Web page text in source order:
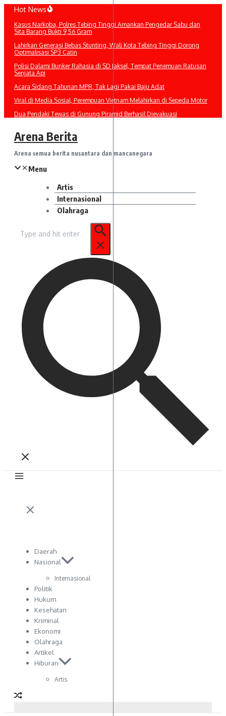
Lewati
konten
Hot News
Kasus Narkoba, Polres Tebing Tinggi Amankan Pengedar Sabu dan
Sita Barang Bukti 9,56 Gram
Lahirkan Generasi Bebas Stunting, Wali Kota Tebing Tinggi Dorong
Optimalisasi SP3 Catin
Polisi Dalami Bunker Rahasia di SD Jaksel, Tempat Penemuan Ratusan
Senjata Api
Acara Sidang Tahunan MPR, Tak Lagi Pakai Baju Adat
Viral di Media Sosial, Perempuan Vietnam Melahirkan di Sepeda Motor
Dua Pendaki Tewas di Gunung Piramid Berhasil Dievakuasi
Arena Berita
Arena semua berita nusantara dan mancanegara
Menu
Artis
Internasional
Olahraga
untuk:
Daerah
Nasional
Internasional
Politik
Hukum
Kesehatan
Kriminal
Ekonomi
Olahraga
Artikel
Hiburan
Artis